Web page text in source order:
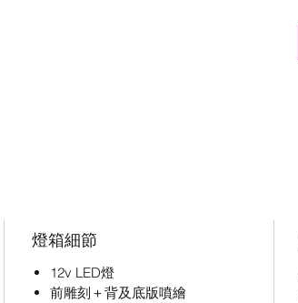
燈箱細節
12v LED燈
前雕刻＋背及底版噴繪